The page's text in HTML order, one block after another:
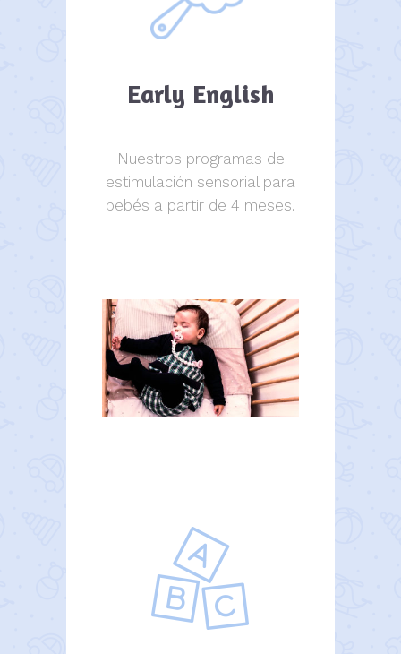
Early English
Nuestros programas de
estimulación sensorial para
bebés a partir de 4 meses.